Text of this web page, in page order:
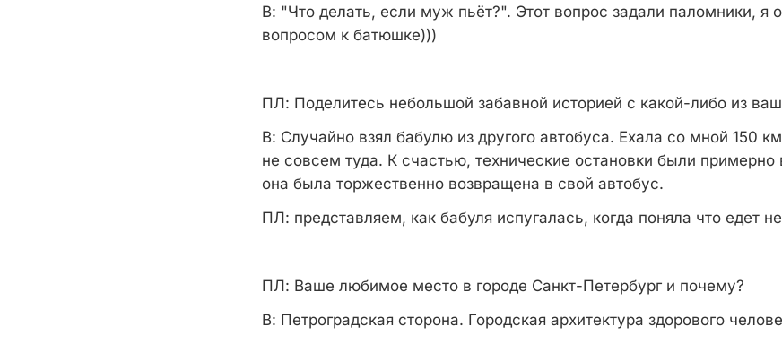
В: "Что делать, если муж пьёт?". Этот вопрос задали паломники, я
вопросом к батюшке)))
ПЛ: Поделитесь небольшой забавной историей с какой-либо из
В: Случайно взял бабулю из другого автобуса. Ехала со мной 150
не совсем туда. К счастью, технические остановки были примерно
она была торжественно возвращена в свой автобус.
ПЛ: представляем, как бабуля испугалась, когда поняла что едет
ПЛ: Ваше любимое место в городе Санкт-Петербург и почему?
В: Петроградская сторона. Городская архитектура здорового